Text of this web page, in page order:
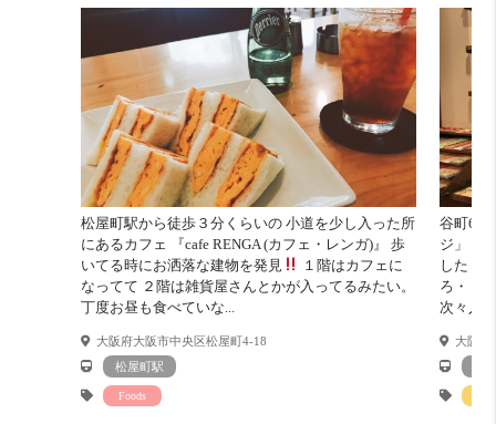
コスパ そこそこ 12 点
収納力 めっちゃ良い！！ 20 点
外食派 めっちゃ良い！！ 20 点
自炊派 めっちゃ良い！！ 20 点
明るさ めっちゃ良い！！ 20 点
松屋町駅から徒歩３分くらいの 小道を少し入った所
にあるカフェ 『cafe RENGA (カフェ・レンガ)』 歩
いてる時にお洒落な建物を発見
１階はカフェに
なってて ２階は雑貨屋さんとかが入ってるみたい。
丁度お昼も食べていな...
大阪府大阪市中央区松屋町4-18
松屋町駅
Foods
谷町6丁
ジ」 「
した！
ろ・・・
次々入
大阪市